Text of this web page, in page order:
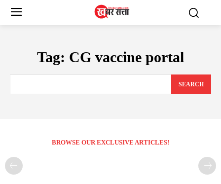
Tag: CG vaccine portal
SEARCH
BROWSE OUR EXCLUSIVE ARTICLES!